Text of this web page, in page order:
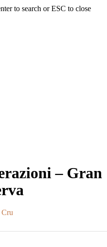
to search or ESC to close
– Gran
Cru